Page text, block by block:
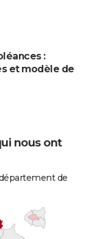
:
et modèle de
nous ont
de